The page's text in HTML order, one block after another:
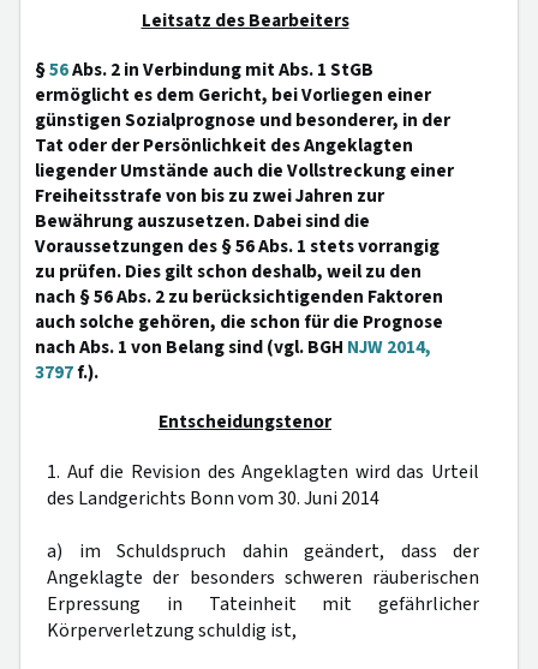
Leitsatz des Bearbeiters
§56Abs. 2 in Verbindung mit Abs. 1 StGB
ermöglicht es dem Gericht, bei Vorliegen einer
günstigen Sozialprognose und besonderer, in der
Tat oder der Persönlichkeit des Angeklagten
liegender Umstände auch die Vollstreckung einer
Freiheitsstrafe von bis zu zwei Jahren zur
Bewährung auszusetzen. Dabei sind die
Voraussetzungen des § 56 Abs. 1 stets vorrangig
zu prüfen. Dies gilt schon deshalb, weil zu den
nach § 56 Abs. 2 zu berücksichtigenden Faktoren
auch solche gehören, die schon für die Prognose
nach Abs. 1 von Belang sind (vgl. BGH NJW 2014,
3797f.).
Entscheidungstenor
1. Auf die Revision des Angeklagten wird das Urteil
des Landgerichts Bonn vom 30. Juni 2014
a) im Schuldspruch dahin geändert, dass der
Angeklagte der besonders schweren räuberischen
Erpressung in Tateinheit mit gefährlicher
Körperverletzung schuldig ist,